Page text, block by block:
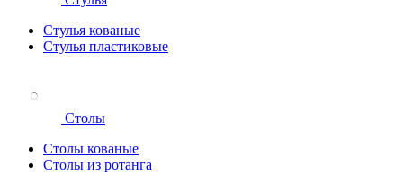
Стулья кованые
Стулья пластиковые
Столы
Столы кованые
Столы из ротанга